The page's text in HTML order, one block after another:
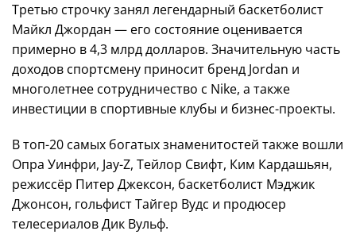
Третью строчку занял легендарный баскетболист
Майкл Джордан — его состояние оценивается
примерно в 4,3 млрд долларов. Значительную часть
доходов спортсмену приносит бренд Jordan и
многолетнее сотрудничество с Nike, а также
инвестиции в спортивные клубы и бизнес-проекты.
В топ-20 самых богатых знаменитостей также вошли
Опра Уинфри, Jay-Z, Тейлор Свифт, Ким Кардашьян,
режиссёр Питер Джексон, баскетболист Мэджик
Джонсон, гольфист Тайгер Вудс и продюсер
телесериалов Дик Вульф.